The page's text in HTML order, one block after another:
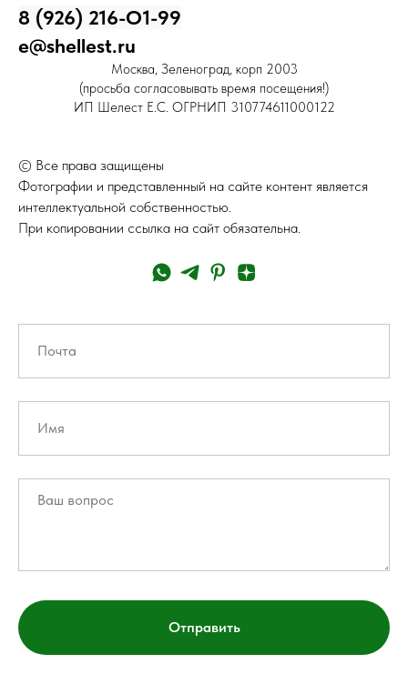
8 (926) 216-О1-99
e@shellest.ru
Москва, Зеленоград, корп 2003
(просьба согласовывать время посещения!)
ИП Шелест Е.С. ОГРНИП 310774611000122
© Все права защищены
Фотографии и представленный на сайте контент является
интеллектуальной собственностью.
При копировании ссылка на сайт обязательна.
Отправить